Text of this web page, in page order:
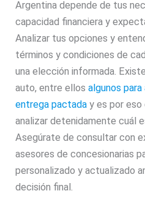
Argentina depende de tus
capacidad financiera y
Analizar tus opciones y
términos y condiciones de
una elección informada.
auto, entre ellosalgunos
entrega pactada y es por
analizar detenidamente cuál
Asegúrate de consultar con
asesores de concesionarias
personalizado y actualizado
decisión final.